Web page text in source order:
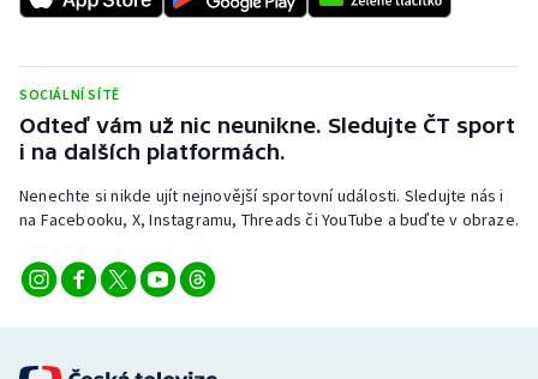
Sportovní střelba
Stolní tenis
Triatlon
Veslování
Volejbal
SOCIÁLNÍ SÍTĚ
Odteď vám už nic neunikne. Sledujte ČT sport
i na dalších platformách.
Nenechte si nikde ujít nejnovější sportovní události. Sledujte nás i
na Facebooku, X, Instagramu, Threads či YouTube a buďte v obraze.